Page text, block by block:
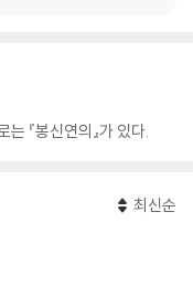
『봉신연의』가 있다.
최신순